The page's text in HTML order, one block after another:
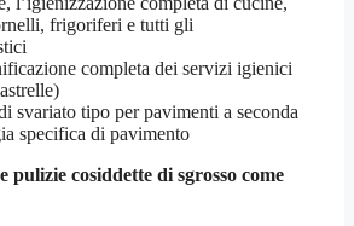
frigoriferi e tutti gli
completa dei servizi igienici
svariato tipo per pavimenti a seconda
specifica di pavimento
pulizie cosiddette di sgrosso come